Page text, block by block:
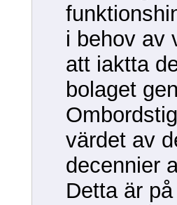
i behov av
att iaktta
bolaget
värdet av
decennier
Detta är